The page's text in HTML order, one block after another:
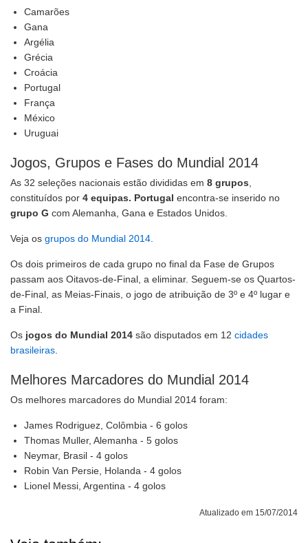
Camarões
Gana
Argélia
Grécia
Croácia
Portugal
França
México
Uruguai
Jogos, Grupos e Fases do Mundial 2014
As 32 seleções nacionais estão divididas em 8 grupos
constituídos por 4 equipas. Portugal encontra-se inserido no
grupo G com Alemanha, Gana e Estados Unidos.
Veja os grupos do Mundial 2014
Os dois primeiros de cada grupo no final da Fase de Grupos
passam aos Oitavos-de-Final, a eliminar. Seguem-se os Quartos-
de-Final, as Meias-Finais, o jogo de atribuição de 3º e 4º lugar e
a Final.
Os jogos do Mundial 2014 são disputados em 12 cidades
brasileiras
Melhores Marcadores do Mundial 2014
Os melhores marcadores do Mundial 2014 foram:
James Rodriguez, Colômbia - 6 golos
Thomas Muller, Alemanha - 5 golos
Neymar, Brasil - 4 golos
Robin Van Persie, Holanda - 4 golos
Lionel Messi, Argentina - 4 golos
Atualizado em 15/07/2014